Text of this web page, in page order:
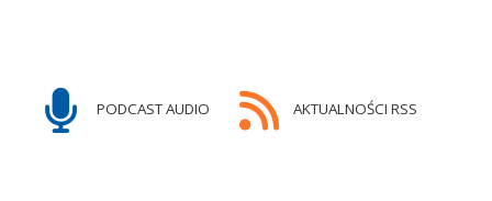
PODCAST AUDIO AKTUALNOŚCI RSS